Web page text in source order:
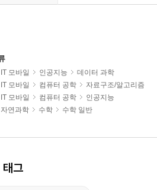
IT 모바일 인공지능
데이터 과학
IT 모바일 컴퓨터 공학
자료구조/알고리즘
IT 모바일 컴퓨터 공학
인공지능
자연과학 수학 수학 일반
태그